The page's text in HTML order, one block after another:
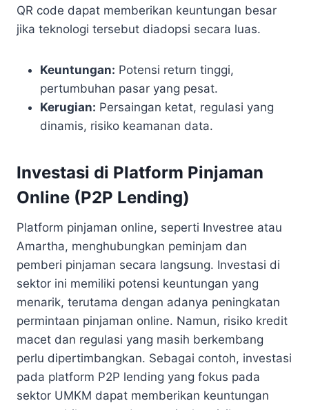
QR code dapat memberikan keuntungan besar
jika teknologi tersebut diadopsi secara luas.
Keuntungan: Potensi return tinggi,
pertumbuhan pasar yang pesat.
Kerugian: Persaingan ketat, regulasi yang
dinamis, risiko keamanan data.
Investasi di Platform Pinjaman
Online (P2P Lending)
Platform pinjaman online, seperti Investree atau
Amartha, menghubungkan peminjam dan
pemberi pinjaman secara langsung. Investasi di
sektor ini memiliki potensi keuntungan yang
menarik, terutama dengan adanya peningkatan
permintaan pinjaman online. Namun, risiko kredit
macet dan regulasi yang masih berkembang
perlu dipertimbangkan. Sebagai contoh, investasi
pada platform P2P lending yang fokus pada
sektor UMKM dapat memberikan keuntungan